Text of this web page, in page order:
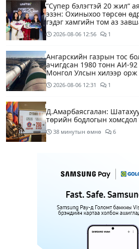
“Супер бэлэгтэй 20 жил“
эзэн: Охиныхоо төрсөн
гэдэг хамгийн том аз
2026-08-06 12:56 1
Ангарскийн газрын тос
ачигдсан 1980 тонн АИ-
Монгол Улсын хилээр
2026-08-06 12:31 1
Д.Амарбаясгалан:
төрийн бодлогын хомсдол
38 минутын өмнө 6
шугамын хөндлөн
Нэгдүгээр ангид
сарын 17-ноос E-Mongolia